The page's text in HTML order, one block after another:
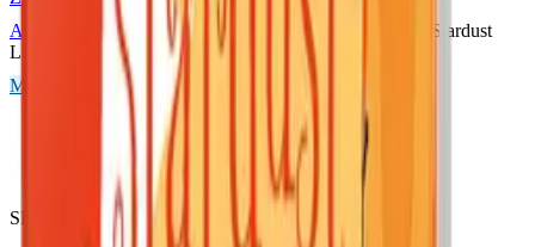
Ana Sayfa
More & More
More & More Stardust
Level 2 Hikaye Seti
More & More
4 Yaş Önizleme Mevcut
SKU ·
9786057790293